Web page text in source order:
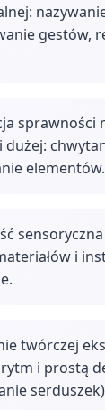
gestów,
sprawności
elementów.
i
twórczej
i prostą